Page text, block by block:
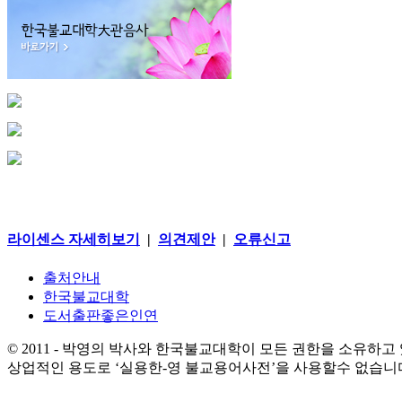
라이센스 자세히보기 | 의견제안| 오류신고
출처안내
한국불교대학
도서출판좋은인연
© 2011 - 박영의 박사와 한국불교대학이 모든 권한을 소유하고
상업적인 용도로 ‘실용한-영 불교용어사전’을 사용할수 없습니